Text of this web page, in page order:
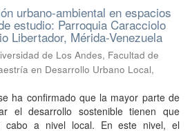
urbano-ambiental en espacios
estudio: Parroquia Caracciolo
Libertador, Mérida-Venezuela
de Los Andes, Facultad de
en Desarrollo Urbano Local,
ha confirmado que la mayor parte de
el desarrollo sostenible tienen que
cabo a nivel local. En este nivel, el